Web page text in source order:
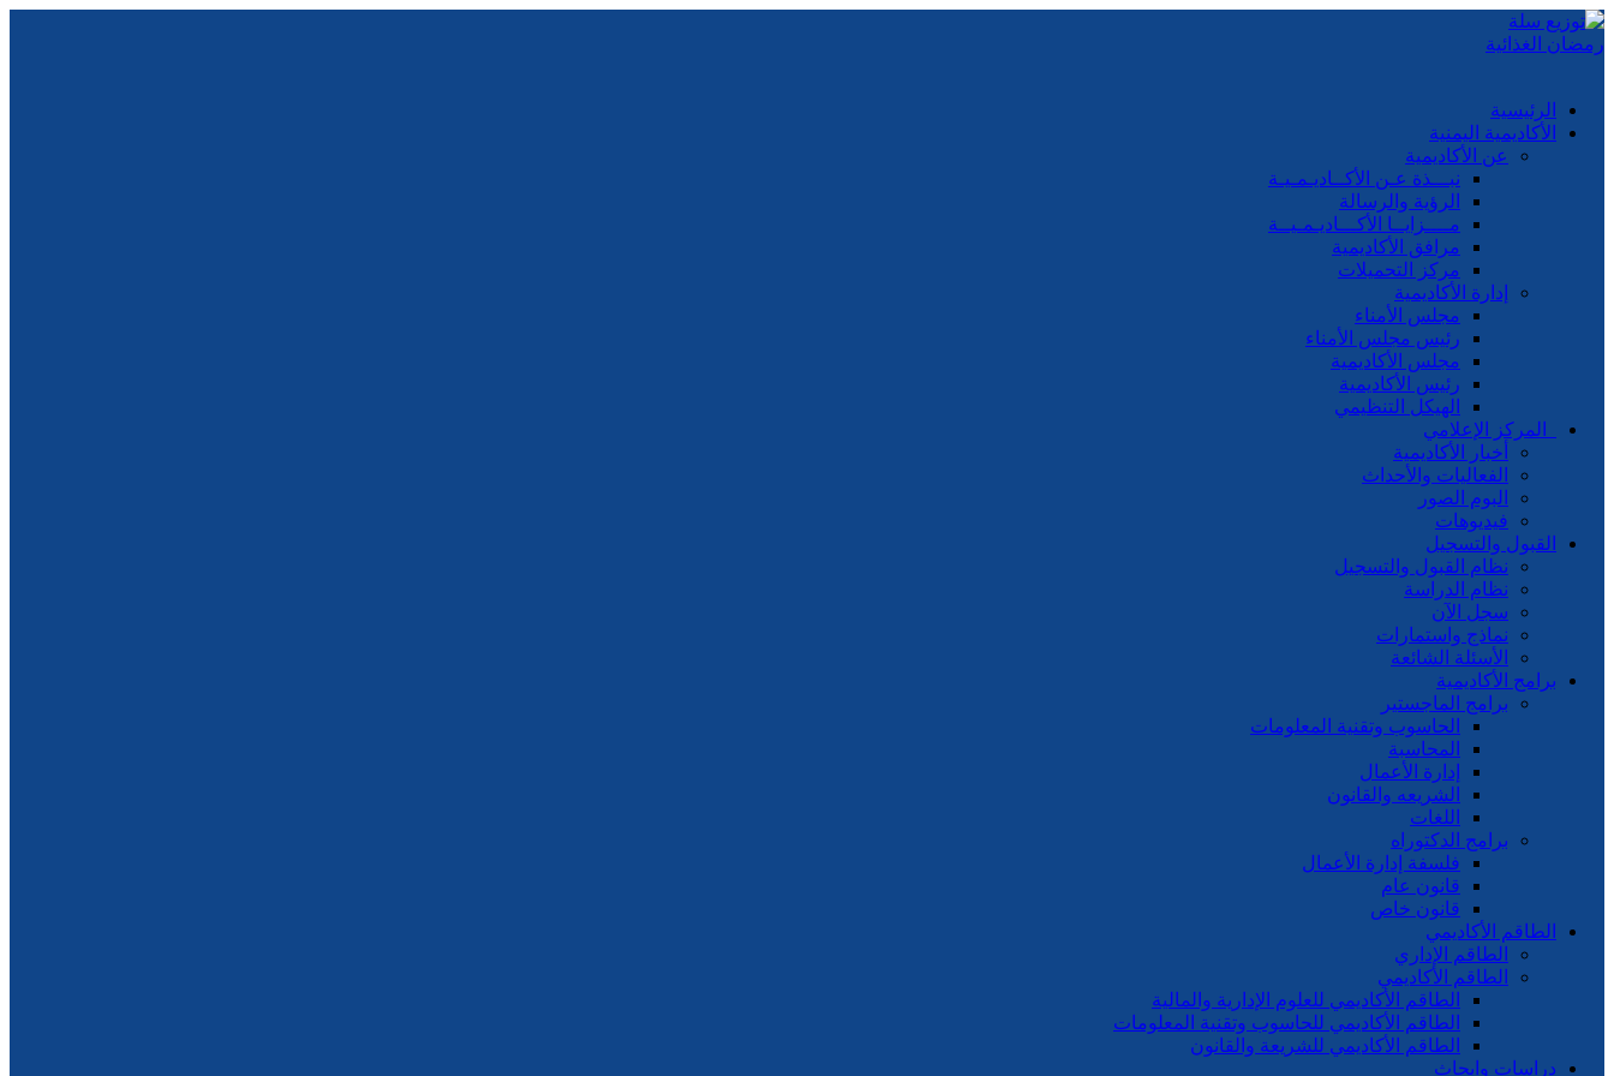
الرئيسية
الأكاديمية اليمنية
عن الأكاديمية
نبـــذة عـن الأكــاديـمـيـة
الرؤية والرسالة
مــــزايــا الأكـــاديـمـيــة
مرافق الأكاديمية
مركز التحميلات
إدارة الأكاديمية
مجلس الأمناء
رئيس مجلس الأمناء
مجلس الأكاديمية
رئيس الأكاديمية
الهيكل التنظيمي
المركز الإعلامي
أخبار الأكاديمية
الفعاليات والأحداث
البوم الصور
فيديوهات
القبول والتسجيل
نظام القبول والتسجيل
نظام الدراسة
سجل الآن
نماذج واستمارات
الأسئلة الشائعة
برامج الأكاديمية
برامج الماجستير
الحاسوب وتقنية المعلومات
المحاسبة
إدارة الأعمال
الشريعه والقانون
اللغات
برامج الدكتوراه
فلسفة إدارة الأعمال
قانون عام
قانون خاص
الطاقم الأكاديمي
الطاقم الإداري
الطاقم الأكاديمي
الطاقم الأكاديمي للعلوم الإدارية والمالية
الطاقم الأكاديمي للحاسوب وتقنية المعلومات
الطاقم الأكاديمي للشريعة والقانون
دراسات وابحاث